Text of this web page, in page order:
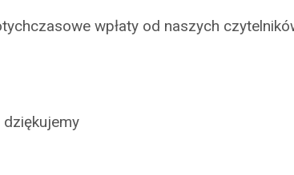
wpłaty od naszych
dziękujemy